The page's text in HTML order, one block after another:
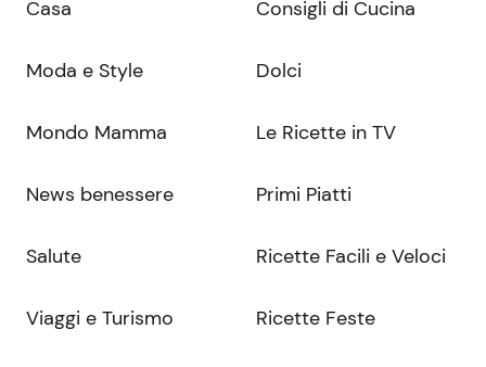
Casa
Moda e Style
Mondo Mamma
News benessere
Salute
Viaggi e Turismo
Consigli di Cucina
Dolci
Le Ricette in TV
Primi Piatti
Ricette Facili e Veloci
Ricette Feste